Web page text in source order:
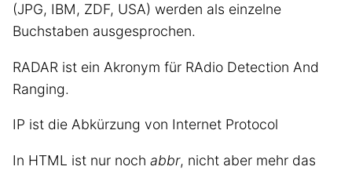
(JPG, IBM, ZDF, USA) werden als einzelne
Buchstaben ausgesprochen.
RADAR ist ein Akronym für RAdio Detection And
Ranging.
IP ist die Abkürzung von Internet Protocol
In HTML ist nur noch abbr, nicht aber mehr das